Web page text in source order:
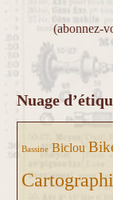
(abonnez-
Nuage
Bassine Biclou